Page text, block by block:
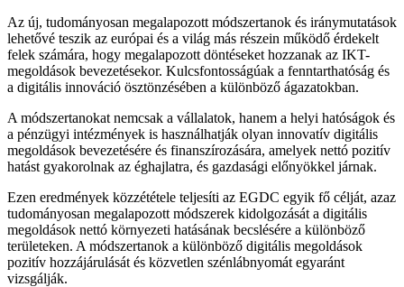
Az új, tudományosan megalapozott módszertanok és iránymutatások
lehetővé teszik az európai és a világ más részein működő érdekelt
felek számára, hogy megalapozott döntéseket hozzanak az IKT-
megoldások bevezetésekor. Kulcsfontosságúak a fenntarthatóság és
a digitális innováció ösztönzésében a különböző ágazatokban.
A módszertanokat nemcsak a vállalatok, hanem a helyi hatóságok és
a pénzügyi intézmények is használhatják olyan innovatív digitális
megoldások bevezetésére és finanszírozására, amelyek nettó pozitív
hatást gyakorolnak az éghajlatra, és gazdasági előnyökkel járnak.
Ezen eredmények közzététele teljesíti az EGDC egyik fő célját, azaz
tudományosan megalapozott módszerek kidolgozását a digitális
megoldások nettó környezeti hatásának becslésére a különböző
területeken. A módszertanok a különböző digitális megoldások
pozitív hozzájárulását és közvetlen szénlábnyomát egyaránt
vizsgálják.